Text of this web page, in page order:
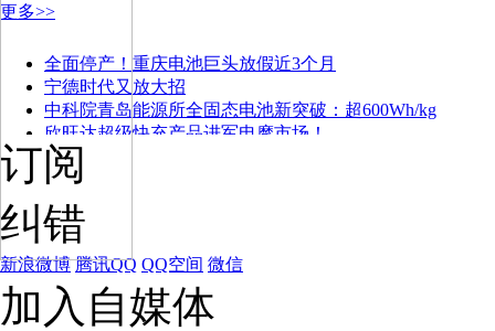
更多>>
全面停产！重庆电池巨头放假近3个月
宁德时代又放大招
中科院青岛能源所全固态电池新突破：超600Wh/kg
欣旺达超级快充产品进军电摩市场！
订阅
纠错
新浪微博 腾讯QQ QQ空间 微信
加入自媒体